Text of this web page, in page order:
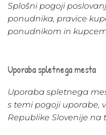
Splošni pogoji
ponudnika, pravice
ponudnikom in
Uporaba spletnega mesta
Uporaba spletnega
s temi pogoji uporabe,
Republike Slovenije na